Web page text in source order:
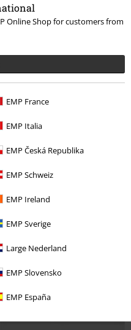
Online Shop for customers from
EMP France
EMP Italia
EMP Česká Republika
EMP Schweiz
EMP Ireland
EMP Sverige
Large Nederland
EMP Slovensko
EMP España
Ny
199:-
Urban Classics